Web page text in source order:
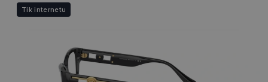
Tik internetu